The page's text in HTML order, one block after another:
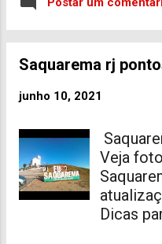
resolver
com o
trânsito
das 08
horário,
obras
liberada
Saquarema rj
junho 10, 2021
Veja
Dicas